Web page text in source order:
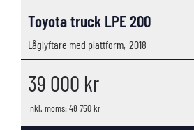
Toyota truck LPE 200
Låglyftare med plattform, 2018
39 000 kr
Inkl. moms: 48 750 kr